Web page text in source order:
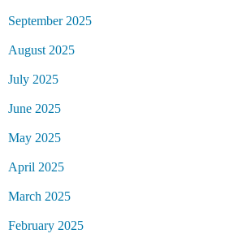
September 2025
August 2025
July 2025
June 2025
May 2025
April 2025
March 2025
February 2025